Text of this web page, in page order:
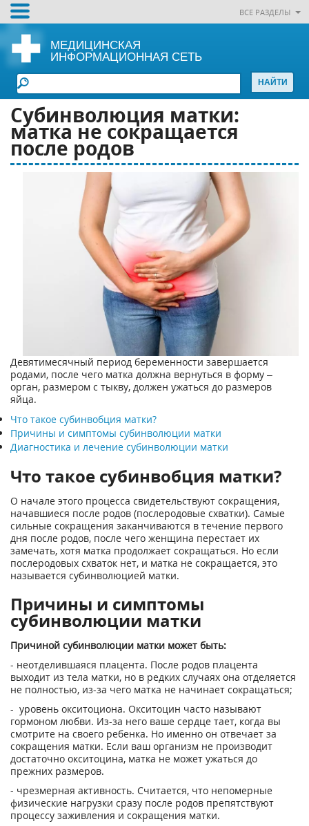
ВСЕ РАЗДЕЛЫ
МЕДИЦИНСКАЯ
ИНФОРМАЦИОННАЯ СЕТЬ
Субинволюция матки:
матка не сокращается
после родов
Девятимесячный период беременности завершается
родами, после чего матка должна вернуться в форму –
орган, размером с тыкву, должен ужаться до размеров
яйца.
Что такое субинвобция матки?
Причины и симптомы субинволюции матки
Диагностика и лечение субинволюции матки
Что такое субинвобция матки?
О начале этого процесса свидетельствуют сокращения,
начавшиеся после родов (послеродовые схватки). Самые
сильные сокращения заканчиваются в течение первого
дня после родов, после чего женщина перестает их
замечать, хотя матка продолжает сокращаться. Но если
послеродовых схваток нет, и матка не сокращается, это
называется субинволюцией матки.
Причины и симптомы
субинволюции матки
Причиной субинволюции матки может быть:
- неотделившаяся плацента. После родов плацента
выходит из тела матки, но в редких случаях она отделяется
не полностью, из-за чего матка не начинает сокращаться;
- уровень окситоциона. Окситоцин часто называют
гормоном любви. Из-за него ваше сердце тает, когда вы
смотрите на своего ребенка. Но именно он отвечает за
сокращения матки. Если ваш организм не производит
достаточно окситоцина, матка не может ужаться до
прежних размеров.
- чрезмерная активность. Считается, что непомерные
физические нагрузки сразу после родов препятствуют
процессу заживления и сокращения матки.